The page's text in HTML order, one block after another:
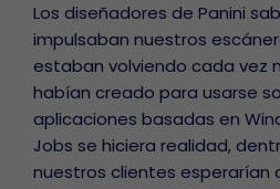
Los diseñadores de Panini
impulsaban nuestros
estaban volviendo cada vez
habían creado para usarse
aplicaciones basadas en
Jobs se hiciera realidad,
nuestros clientes esperarían